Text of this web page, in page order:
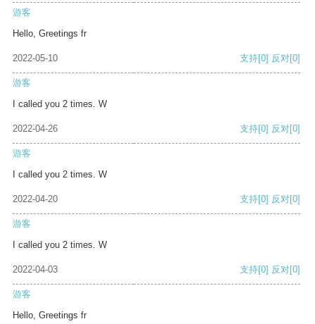
游客
Hello, Greetings fr
2022-05-10 支持[0] 反对[0]
游客
I called you 2 times. W
2022-04-26 支持[0] 反对[0]
游客
I called you 2 times. W
2022-04-20 支持[0] 反对[0]
游客
I called you 2 times. W
2022-04-03 支持[0] 反对[0]
游客
Hello, Greetings fr